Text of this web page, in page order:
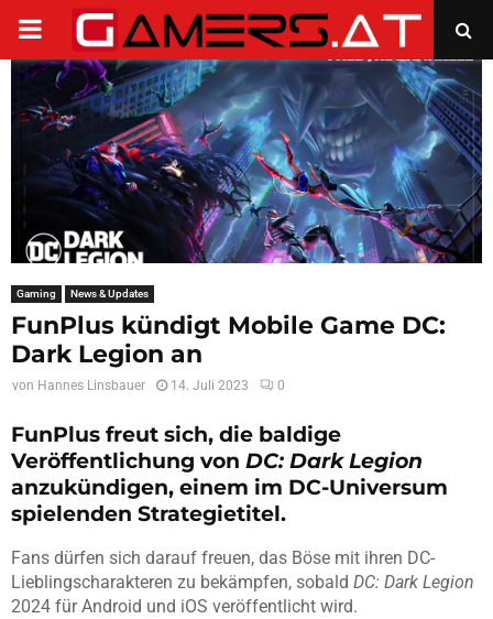
PRIMARY
MENU
Gaming News & Updates
FunPlus kündigt Mobile Game DC:
Dark Legion an
von Hannes Linsbauer 14. Juli 2023 0
FunPlus freut sich, die baldige
Veröffentlichung von DC: Dark Legion
anzukündigen, einem im DC-Universum
spielenden Strategietitel.
Fans dürfen sich darauf freuen, das Böse mit ihren DC-
Lieblingscharakteren zu bekämpfen, sobald DC: Dark Legion
2024 für Android und iOS veröffentlicht wird.